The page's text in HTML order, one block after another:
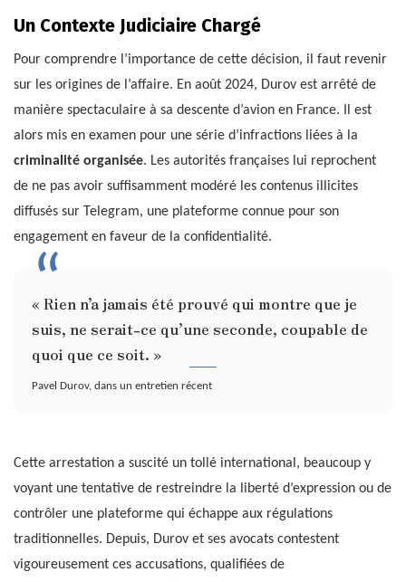
Un Contexte Judiciaire Chargé
Pour comprendre l’importance de cette décision, il faut revenir
sur les origines de l’affaire. En août 2024, Durov est arrêté de
manière spectaculaire à sa descente d’avion en France. Il est
alors mis en examen pour une série d’infractions liées à la
criminalité organisée. Les autorités françaises lui reprochent
de ne pas avoir suffisamment modéré les contenus illicites
diffusés sur Telegram, une plateforme connue pour son
engagement en faveur de la confidentialité.
« Rien n’a jamais été prouvé qui montre que je
suis, ne serait-ce qu’une seconde, coupable de
quoi que ce soit. »
Pavel Durov, dans un entretien récent
Cette arrestation a suscité un tollé international, beaucoup y
voyant une tentative de restreindre la liberté d’expression ou de
contrôler une plateforme qui échappe aux régulations
traditionnelles. Depuis, Durov et ses avocats contestent
vigoureusement ces accusations, qualifiées de